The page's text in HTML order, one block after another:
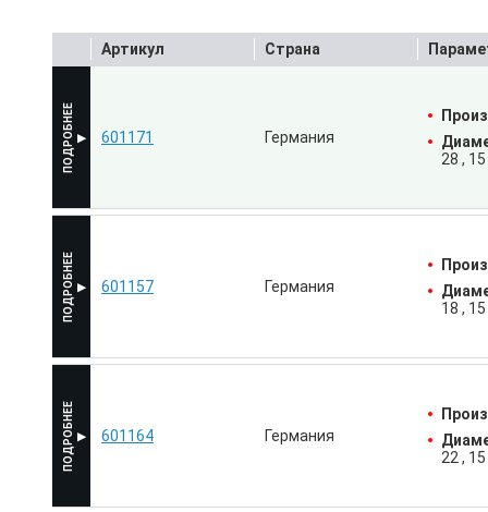
Артикул Страна
601157 Германия
18
15
601164 Германия
22
15
601171 Германия
28
15